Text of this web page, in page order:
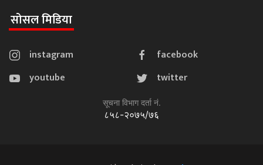
सोसल मिडिया
instagram
facebook
youtube
twitter
सूचना विभाग दर्ता नं.
८५८-२०७५/७६